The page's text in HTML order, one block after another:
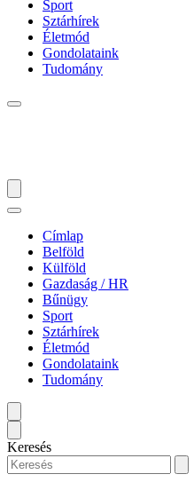
Sport
Sztárhírek
Életmód
Gondolataink
Tudomány
Címlap
Belföld
Külföld
Gazdaság / HR
Bűnügy
Sport
Sztárhírek
Életmód
Gondolataink
Tudomány
Keresés